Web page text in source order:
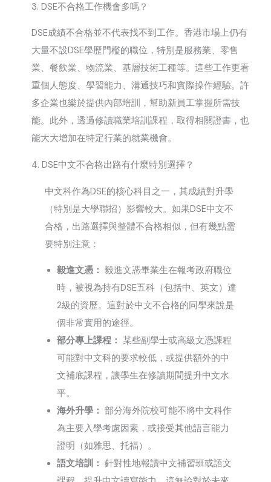
3.DSE不合格工作機會多嗎？
DSE成績不合格並不代表找不到工作。香港市場上仍有
大量不設DSE學歷門檻的職位，特別是服務業、零售
業、餐飲業、物流業、基層技術工種等。這些工作更看
重個人態度、學習能力、溝通技巧和實際操作經驗。許
多企業也樂於提供內部培訓，幫助新員工掌握所需技
能。此外，透過修讀職業培訓課程，取得相關證書，也
能大大增加在特定行業的就業機會。
4.DSE中文不合格出路有什麼特別選擇？
中文科作為DSE的核心科目之一，其成績對升學
（特別是大學聯招）影響較大。如果DSE中文不
合格，出路選擇與整體不合格相似，但有幾點需
要特別注意：
毅進文憑： 毅進文憑畢業生在報考政府職位
時，被視為持有DSE五科（包括中、英文）達
2級的資歷。這對於中文不合格的同學來說是
個非常實用的途徑。
部分專上課程： 某些副學士或高級文憑課程
可能對中文科的要求較低，或提供額外的中
文補底課程，讓學生在修讀期間提升中文水
平。
海外升學： 部分海外院校可能不將中文科作
為主要入學考慮因素，或接受其他語言能力
證明（如雅思、托福）。
語文培訓： 針對性地報讀中文補習班或語文